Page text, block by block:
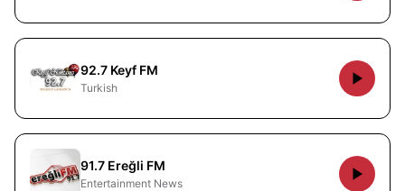
92.7 Keyf FM
Turkish
91.7 Ereğli FM
Entertainment News